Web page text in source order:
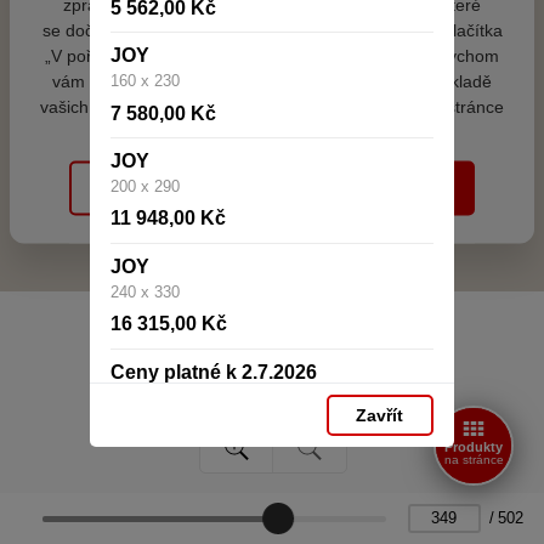
5 562,00 Kč
JOY
160 x 230
7 580,00 Kč
JOY
200 x 290
11 948,00 Kč
JOY
240 x 330
16 315,00 Kč
Ceny platné k 2.7.2026
Zavřít
/ 502
Produkty
na stránce
zpracováním souborů cookies - malých souborů, které
se dočasně ukládají ve vašem prohlížeči. Stisknutím tlačítka
„V pořádku“ souhlasíte s nastavením cookies tak, abychom
vám poskytovali smysluplné a užitečné služby na základě
vašich údajů. Svůj souhlas můžete kdykoli změnit na stránce
Spravovat cookies